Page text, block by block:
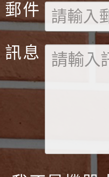
郵件
訊息